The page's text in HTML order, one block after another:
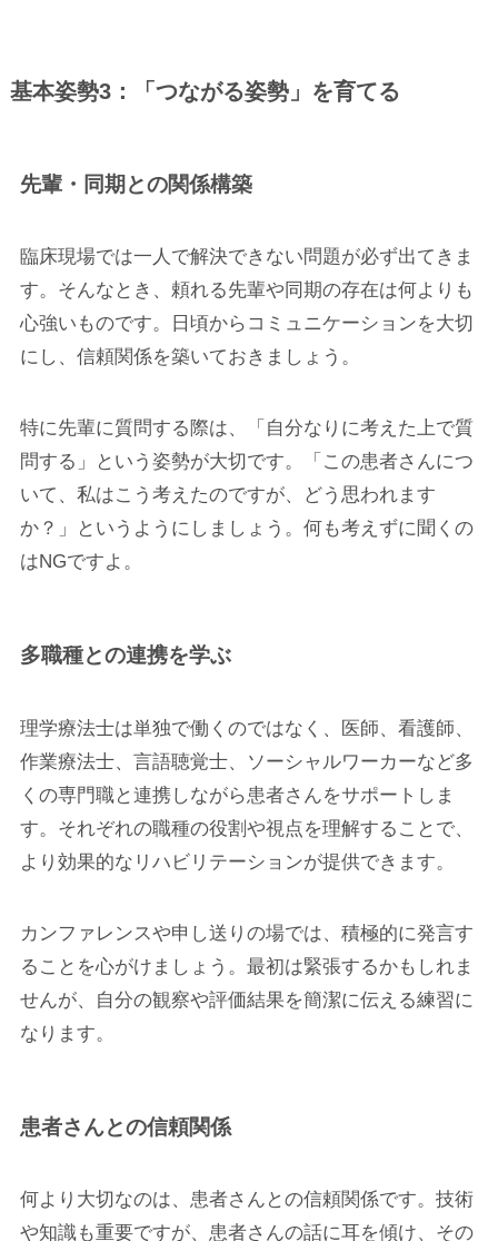
基本姿勢3：「つながる姿勢」を育てる
先輩・同期との関係構築
臨床現場では一人で解決できない問題が必ず出てきま
す。そんなとき、頼れる先輩や同期の存在は何よりも
心強いものです。日頃からコミュニケーションを大切
にし、信頼関係を築いておきましょう。
特に先輩に質問する際は、「自分なりに考えた上で質
問する」という姿勢が大切です。「この患者さんにつ
いて、私はこう考えたのですが、どう思われます
か？」というようにしましょう。何も考えずに聞くの
はNGですよ。
多職種との連携を学ぶ
理学療法士は単独で働くのではなく、医師、看護師、
作業療法士、言語聴覚士、ソーシャルワーカーなど多
くの専門職と連携しながら患者さんをサポートしま
す。それぞれの職種の役割や視点を理解することで、
より効果的なリハビリテーションが提供できます。
カンファレンスや申し送りの場では、積極的に発言す
ることを心がけましょう。最初は緊張するかもしれま
せんが、自分の観察や評価結果を簡潔に伝える練習に
なります。
患者さんとの信頼関係
何より大切なのは、患者さんとの信頼関係です。技術
や知識も重要ですが、患者さんの話に耳を傾け、その